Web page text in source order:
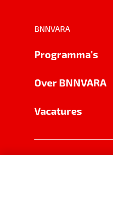
BNNVARA
Programma's
Over BNNVARA
Vacatures